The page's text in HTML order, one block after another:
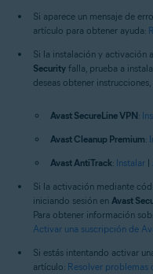
Si aparece un mensaje de
artículo para obtener ayuda:
Si la instalación y activación
Security falla, prueba a
deseas obtener
Avast SecureLine VPN:
Avast Cleanup Premium:
Avast AntiTrack: Instalar |
Si la activación mediante
iniciando sesión en Avast
Para obtener información
Activar una suscripción de
Si estás intentando activar
artículo: Resolver problemas